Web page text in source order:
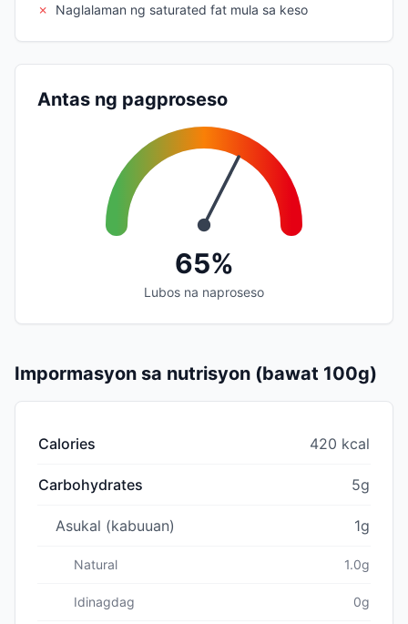
✗
Naglalaman ng saturated fat mula sa keso
Antas ng pagproseso
65%
Lubos na naproseso
Impormasyon sa nutrisyon (bawat 100g)
Calories 420 kcal
Carbohydrates 5g
Asukal (kabuuan) 1g
Natural 1.0g
Idinagdag 0g